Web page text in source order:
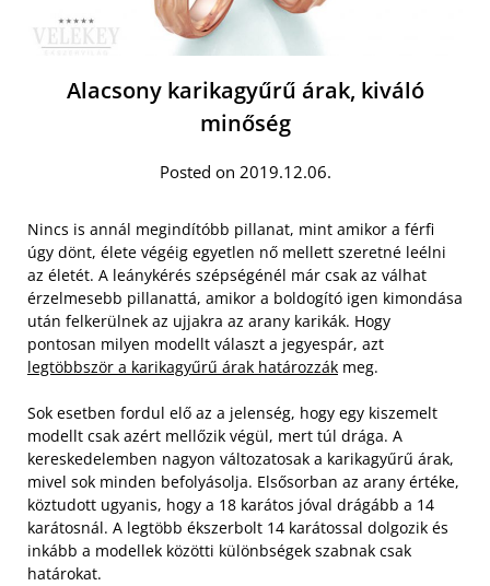
Alacsony karikagyűrű árak, kiváló
minőség
Posted on 2019.12.06.
Nincs is annál megindítóbb pillanat, mint amikor a férfi
úgy dönt, élete végéig egyetlen nő mellett szeretné leélni
az életét. A leánykérés szépségénél már csak az válhat
érzelmesebb pillanattá, amikor a boldogító igen kimondása
után felkerülnek az ujjakra az arany karikák. Hogy
pontosan milyen modellt választ a jegyespár, azt
legtöbbször a karikagyűrű árak határozzák meg.
Sok esetben fordul elő az a jelenség, hogy egy kiszemelt
modellt csak azért mellőzik végül, mert túl drága. A
kereskedelemben nagyon változatosak a karikagyűrű árak,
mivel sok minden befolyásolja. Elsősorban az arany értéke,
köztudott ugyanis, hogy a 18 karátos jóval drágább a 14
karátosnál. A legtöbb ékszerbolt 14 karátossal dolgozik és
inkább a modellek közötti különbségek szabnak csak
határokat.